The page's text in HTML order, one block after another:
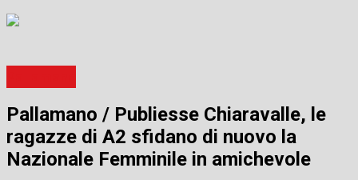
Pallamano / Publiesse Chiaravalle, le
ragazze di A2 sfidano di nuovo la
Nazionale Femminile in amichevole